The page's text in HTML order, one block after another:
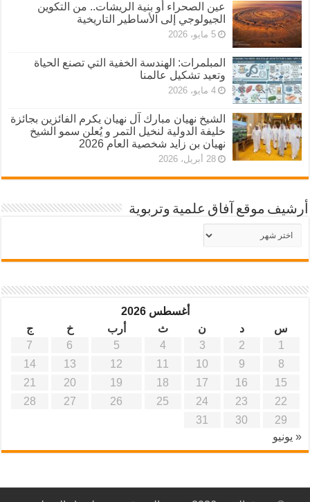
عين الصحراء أو بنية الريشات.. من التكوين
الجيولوجي إلى الأساطير التاريخية
5 مايو، 2026
المبلمرات: الهندسة الخفية التي تصنع الحياة
وتعيد تشكيل عالمنا
4 مايو، 2026
الشيخ نهيان مبارك آل نهيان يكرم الفائزين بجائزة
خليفة الدولية لنخيل التمر و يُعلن سمو الشيخ
نهيان بن زايد شخصية العام 2026
28 أبريل، 2026
أرشيف موقع آفاق علمية وتربوية
أرشيف
موقع
آفاق
أغسطس 2026
س
د ن ث أرب خ
ج
1
2
3
4
5
6
7
8
9
10
11
12
13
14
15
16
17
18
19
20
21
22
23
24
25
26
27
28
29
30
31
« يونيو